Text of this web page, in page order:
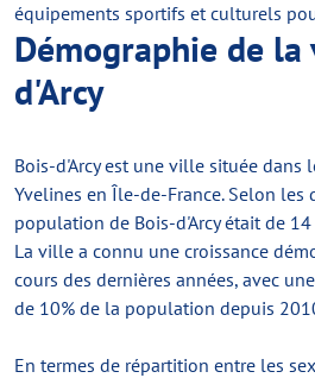
équipements sportifs et culturels
Démographie de
d'Arcy
Bois-d'Arcy est une ville située dans
Yvelines en Île-de-France. Selon les
population de Bois-d'Arcy était de
La ville a connu une croissance
cours des dernières années, avec
de 10% de la population depuis
En termes de répartition entre les